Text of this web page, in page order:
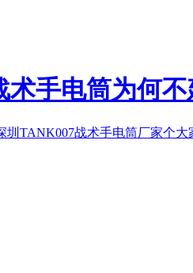
手电筒为何
圳TANK007战术手电筒厂家个大